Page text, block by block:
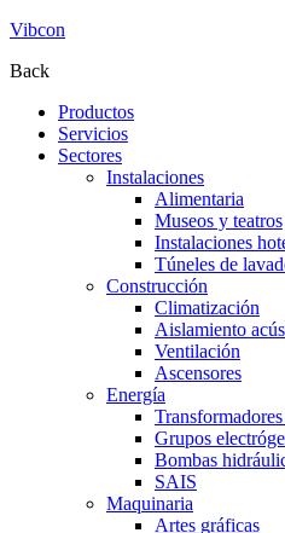
Vibcon
Back
Productos
Servicios
Sectores
Instalaciones
Alimentaria
Museos y teatros
Instalaciones
Túneles de
Construcción
Climatización
Aislamiento
Ventilación
Ascensores
Energía
Grupos
Bombas
SAIS
Maquinaria
Artes gráficas